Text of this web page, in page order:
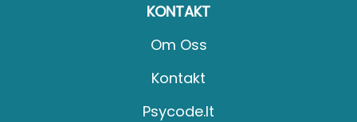
KONTAKT
Om Oss
Kontakt
Psycode.it